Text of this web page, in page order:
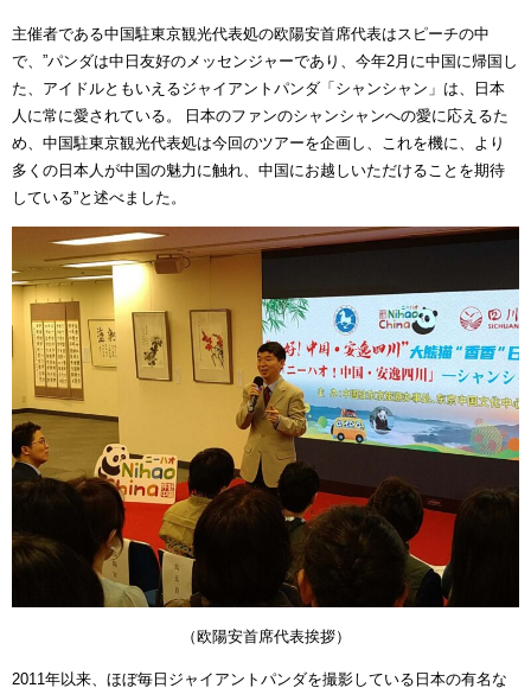
主催者である中国駐東京観光代表処の欧陽安首席代表はスピーチの中
で、”パンダは中日友好のメッセンジャーであり、今年2月に中国に帰国し
た、アイドルともいえるジャイアントパンダ「シャンシャン」は、日本
人に常に愛されている。 日本のファンのシャンシャンへの愛に応えるた
め、中国駐東京観光代表処は今回のツアーを企画し、これを機に、より
多くの日本人が中国の魅力に触れ、中国にお越しいただけることを期待
している”と述べました。
（欧陽安首席代表挨拶）
2011年以来、ほぼ毎日ジャイアントパンダを撮影している日本の有名な